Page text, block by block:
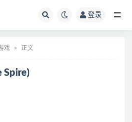
登录
戏 正文
Spire)